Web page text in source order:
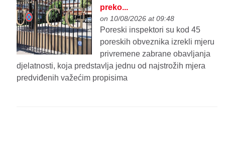
preko...
on 10/08/2026 at 09:48
Poreski inspektori su kod 45
poreskih obveznika izrekli mjeru
privremene zabrane obavljanja
djelatnosti, koja predstavlja jednu od najstrožih mjera
predviđenih važećim propisima